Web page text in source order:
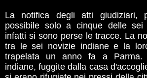
La notifica degli atti giudiziari,
possibile solo a cinque delle
infatti si sono perse le tracce. La
tra le sei novizie indiane e la
trapelata un anno fa a Parma.
indiane, fuggite dalla casa